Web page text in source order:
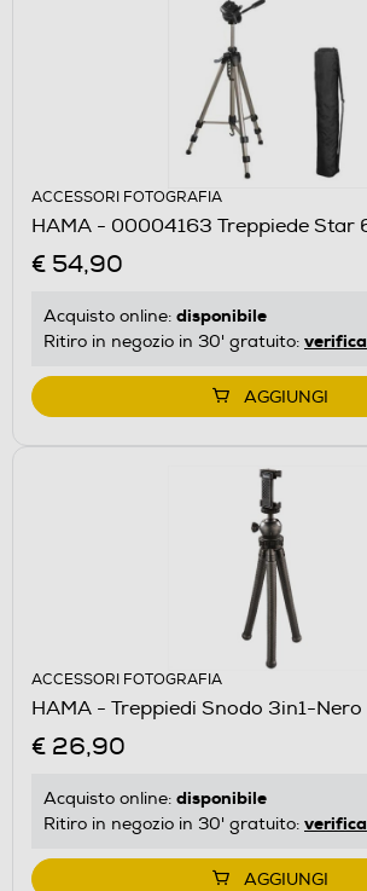
ACCESSORI FOTOGRAFIA
HAMA - 00004163 Treppiede Star
€ 54,90
Acquisto online: disponibile
Ritiro in negozio in 30' gratuito: verifica
AGGIUNGI
ACCESSORI FOTOGRAFIA
HAMA - Treppiedi Snodo 3in1-Nero
€ 26,90
Acquisto online: disponibile
Ritiro in negozio in 30' gratuito: verifica
AGGIUNGI